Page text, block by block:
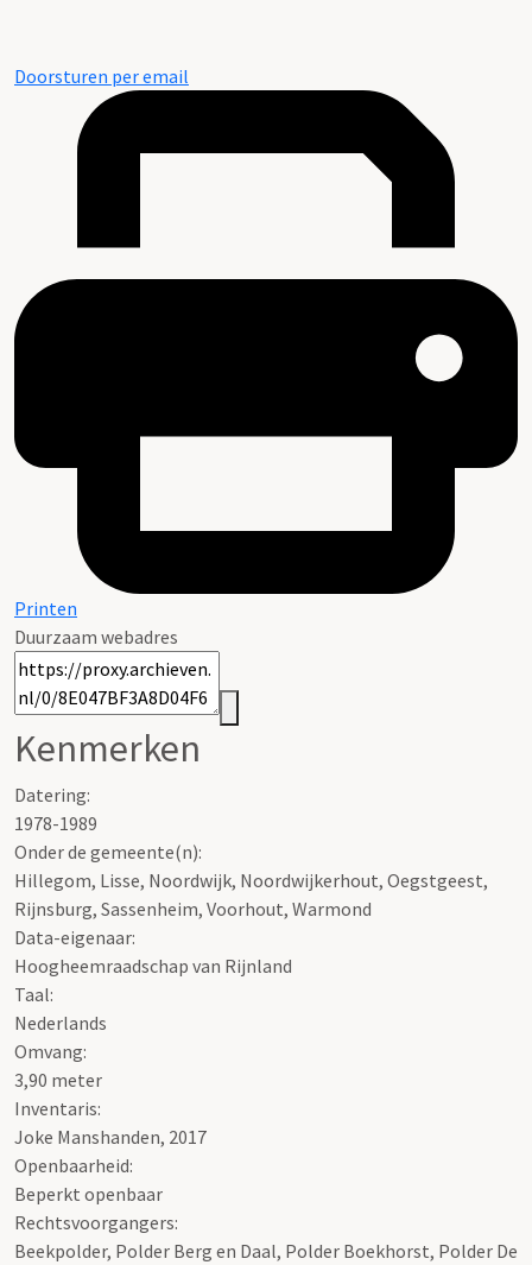
Doorsturen per email
Printen
Duurzaam webadres
Kenmerken
Datering:
1978-1989
Onder de gemeente(n):
Hillegom, Lisse, Noordwijk, Noordwijkerhout, Oegstgeest,
Rijnsburg, Sassenheim, Voorhout, Warmond
Data-eigenaar:
Hoogheemraadschap van Rijnland
Taal:
Nederlands
Omvang:
3,90 meter
Inventaris:
Joke Manshanden, 2017
Openbaarheid:
Beperkt openbaar
Rechtsvoorgangers:
Beekpolder, Polder Berg en Daal, Polder Boekhorst, Polder De